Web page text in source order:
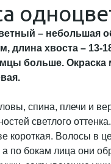
– небольшая
длина хвоста – 13-
больше.
спина, плечи и
светлого
короткая. Волосы в
а по бокам лица они